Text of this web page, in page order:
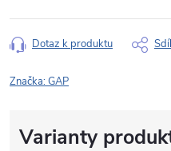
Dotaz k produktu
Značka:GAP